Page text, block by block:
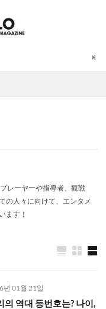
レーヤーや指導者、観戦
の人々に向けて、エンタメ
ます！
ート
년 01월 21일
의 역대 등번호는? 나이,